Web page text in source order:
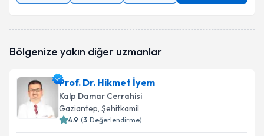
Bölgenize yakın diğer uzmanlar
Prof. Dr. Hikmet İyem
Kalp Damar Cerrahisi
Gaziantep, Şehitkamil
4.9 (3 Değerlendirme)